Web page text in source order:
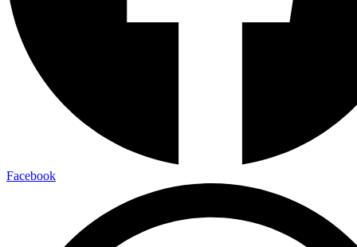
Facebook